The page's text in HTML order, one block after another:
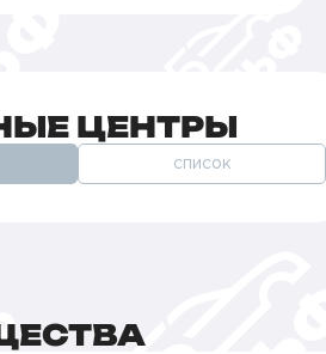
ЦЕНТРЫ
список